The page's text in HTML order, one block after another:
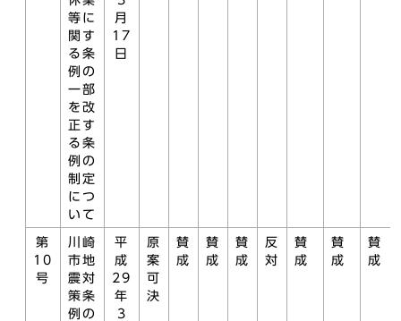
等に
関す
る条
例の
一部
を改
正す
る条
例の
制定
につ
いて
月
17
日
第
10
号
川崎
市地
震対
策条
例の
平
成
29
年
3
原
案
可
決
賛
成
賛
成
賛
成
反
対
賛
成
賛
成
賛
成